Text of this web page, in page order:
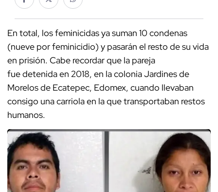
En total, los feminicidas ya suman 10 condenas
(nueve por feminicidio) y pasarán el resto de su vida
en prisión. Cabe recordar que la pareja
fue detenida en 2018, en la colonia Jardines de
Morelos de Ecatepec, Edomex, cuando llevaban
consigo una carriola en la que transportaban restos
humanos.